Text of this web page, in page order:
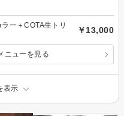
ー＋COTA生トリ
￥13,000
ニューを見る
表示